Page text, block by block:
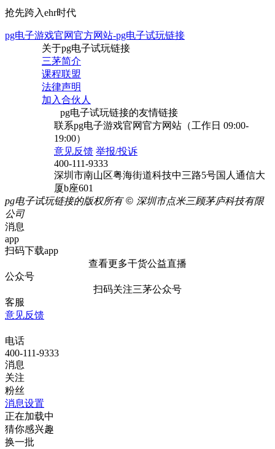
抢先跨入ehr时代
pg电子游戏官网官方网站-pg电子试玩链接
关于pg电子试玩链接
三茅简介
课程联盟
法律声明
加入合伙人
pg电子试玩链接的友情链接
联系pg电子游戏官网官方网站（工作日 09:00-
19:00）
意见反馈 举报/投诉
400-111-9333
深圳市南山区粤海街道科技中三路5号国人通信大
厦b座601
pg电子试玩链接的版权所有 © 深圳市点米三顾茅庐科技有限
公司
消息
app
扫码下载app
查看更多干货公益直播
公众号
扫码关注三茅公众号
客服
意见反馈
电话
400-111-9333
消息
关注
粉丝
消息设置
正在加载中
猜你感兴趣
换一批